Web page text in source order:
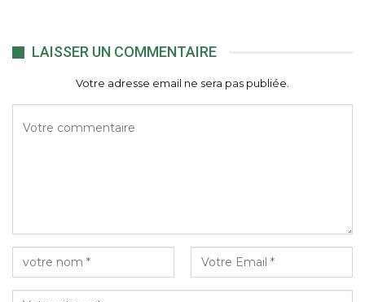
LAISSER UN COMMENTAIRE
Votre adresse email ne sera pas publiée.